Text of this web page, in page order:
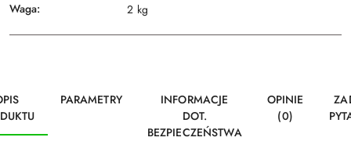
Waga: 2 kg
PARAMETRY
INFORMACJE
DOT.
BEZPIECZEŃSTWA
OPINIE
(0)